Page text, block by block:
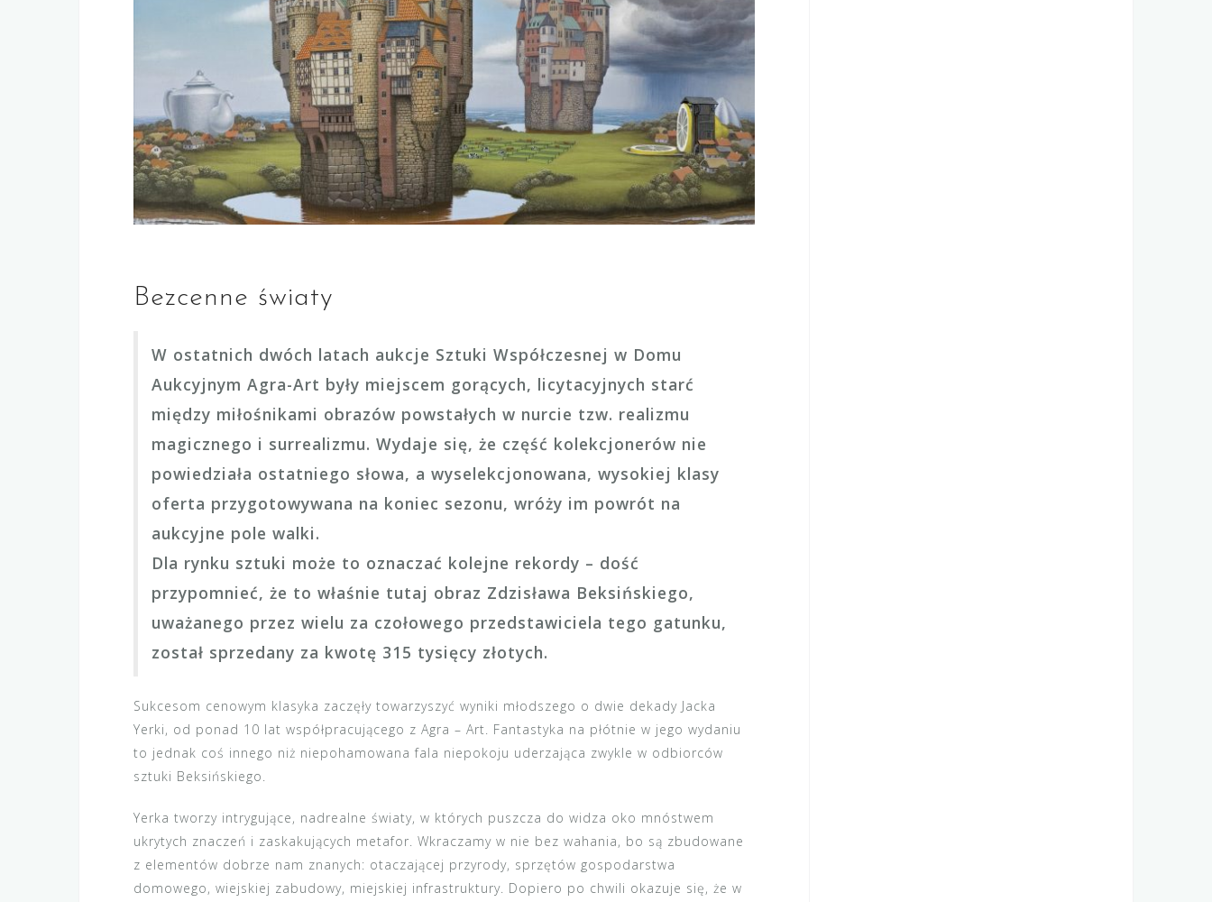
Bezcenne światy
W ostatnich dwóch latach aukcje Sztuki Współczesnej w Domu
Aukcyjnym Agra-Art były miejscem gorących, licytacyjnych starć
między miłośnikami obrazów powstałych w nurcie tzw. realizmu
magicznego i surrealizmu. Wydaje się, że część kolekcjonerów nie
powiedziała ostatniego słowa, a wyselekcjonowana, wysokiej klasy
oferta przygotowywana na koniec sezonu, wróży im powrót na
aukcyjne pole walki.
Dla rynku sztuki może to oznaczać kolejne rekordy – dość
przypomnieć, że to właśnie tutaj obraz Zdzisława Beksińskiego,
uważanego przez wielu za czołowego przedstawiciela tego gatunku,
został sprzedany za kwotę 315 tysięcy złotych.
Sukcesom cenowym klasyka zaczęły towarzyszyć wyniki młodszego o dwie dekady Jacka
Yerki, od ponad 10 lat współpracującego z Agra – Art. Fantastyka na płótnie w jego wydaniu
to jednak coś innego niż niepohamowana fala niepokoju uderzająca zwykle w odbiorców
sztuki Beksińskiego.
Yerka tworzy intrygujące, nadrealne światy, w których puszcza do widza oko mnóstwem
ukrytych znaczeń i zaskakujących metafor. Wkraczamy w nie bez wahania, bo są zbudowane
z elementów dobrze nam znanych: otaczającej przyrody, sprzętów gospodarstwa
domowego, wiejskiej zabudowy, miejskiej infrastruktury. Dopiero po chwili okazuje się, że w